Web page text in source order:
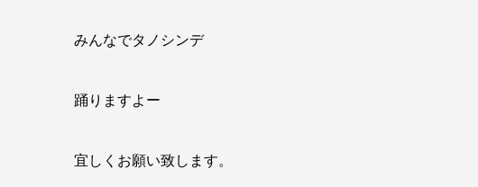
みんなでタノシンデ
踊りますよー
宜しくお願い致します。